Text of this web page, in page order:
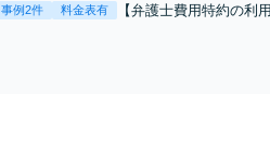
能。【JR千葉駅近く
事例2件 料金表有
【弁護士費用特約の利